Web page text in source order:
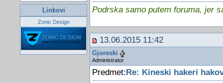
Linkovi
Zonic Design
Podrska samo putem foruma, jer
13.06.2015 11:42
Gjoreski
Administrator
Predmet:Re: Kineski hakeri